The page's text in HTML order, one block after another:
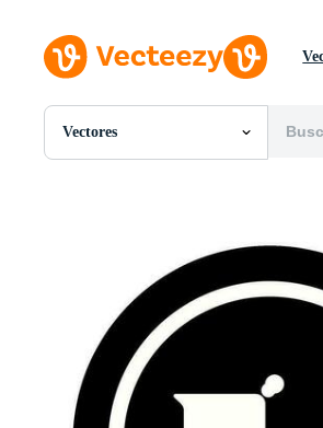
Vectores
Todas Imágenes
Vectores
Videos
Gráficos en Movimiento
Imágenes Editoriales
Eventos Editoriales